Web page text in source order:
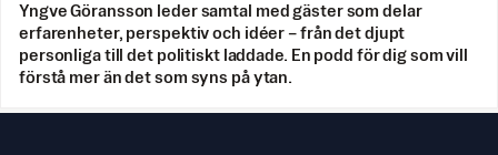
Yngve Göransson leder samtal med gäster som delar
erfarenheter, perspektiv och idéer – från det djupt
personliga till det politiskt laddade. En podd för dig som vill
förstå mer än det som syns på ytan.